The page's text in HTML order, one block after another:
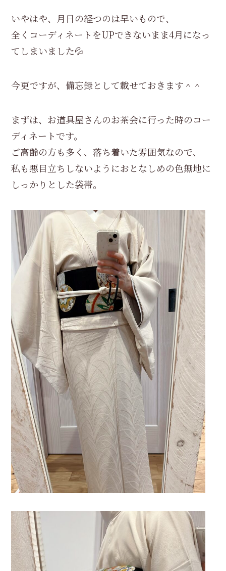
いやはや、月日の経つのは早いもので、
全くコーディネートをUPできないまま4月になっ
てしまいました💦
今更ですが、備忘録として載せておきます＾＾
まずは、お道具屋さんのお茶会に行った時のコー
ディネートです。
ご高齢の方も多く、落ち着いた雰囲気なので、
私も悪目立ちしないようにおとなしめの色無地に
しっかりとした袋帯。